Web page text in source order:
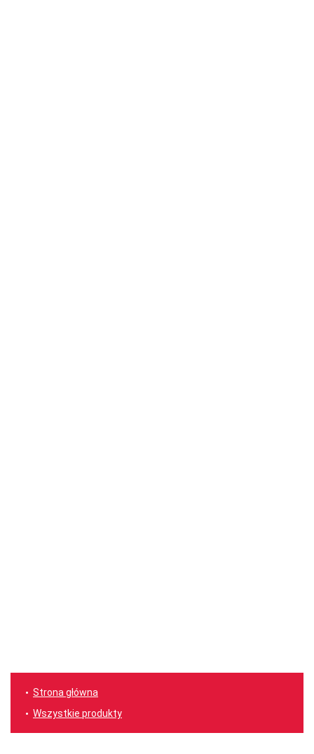
Strona główna
Wszystkie produkty